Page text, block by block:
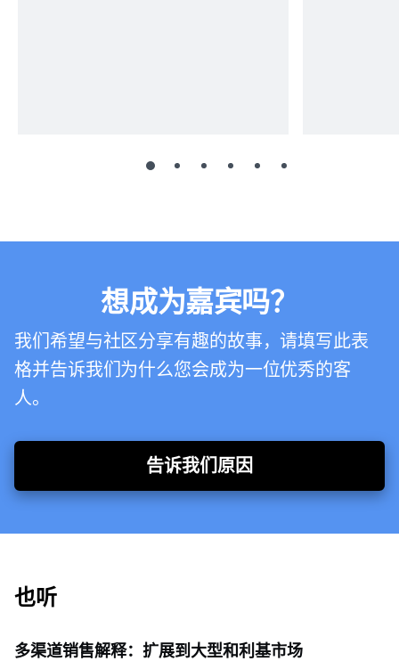
想成为嘉宾吗？
我们希望与社区分享有趣的故事，请填写此表
格并告诉我们为什么您会成为一位优秀的客
人。
告诉我们原因
也听
多渠道销售解释：扩展到大型和利基市场